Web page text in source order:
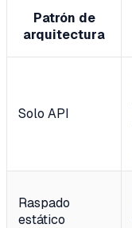
Patrón de
arquitectura
Solo API
Raspado
estático